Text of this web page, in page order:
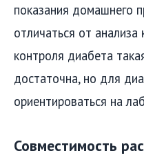
показания домашнего
отличаться от
контроля диабета
достаточна, но для
ориентироваться на
Совместимость